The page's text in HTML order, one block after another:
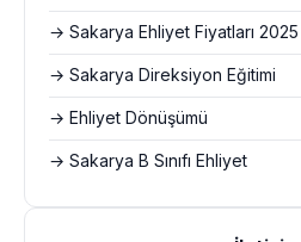
→ Sakarya Ehliyet Fiyatları 2025
→ Sakarya Direksiyon Eğitimi
→ Ehliyet Dönüşümü
→ Sakarya B Sınıfı Ehliyet